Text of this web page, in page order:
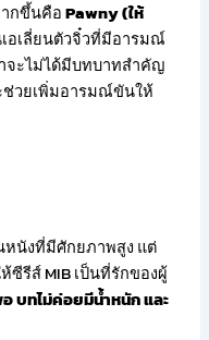
ากขึ้นคือPawny (ให้
อเลี่ยนตัวจิ๋วที่มีอารมณ์
จะไม่ได้มีบทบาทสำคัญ
ช่วยเพิ่มอารมณ์ขันให้
หนังที่มีศักยภาพสูง แต่
ซีรีส์ MIB เป็นที่รักของผู้
บทไม่ค่อยมีน้ำหนัก และ